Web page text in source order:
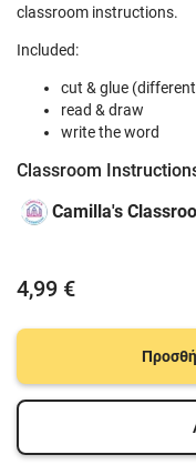
classroom instructions.
Included:
cut & glue
read & draw
write the word
Classroom
Camilla's
4,99 €